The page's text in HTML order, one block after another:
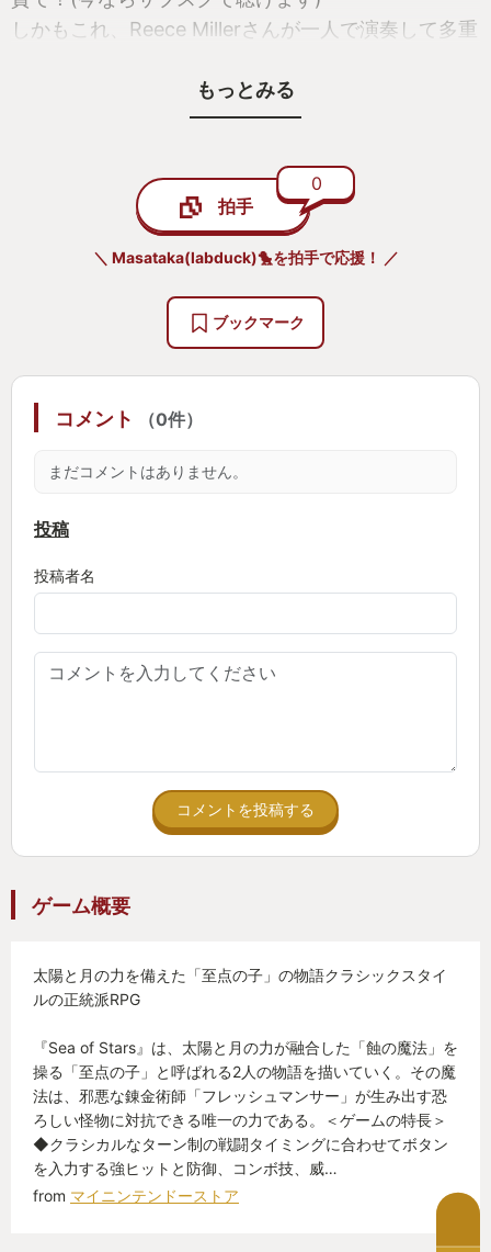
しかもこれ、Reece Millerさんが一人で演奏して多重
https://www.youtube.com/watch?
ーム内バンドでした。三トンらのDisk3は宝物です。
もっとみる
拍手
0
＼ Masataka(labduck)🐤を拍手で応援！ ／
ブックマーク
コメント （0件）
まだコメントはありません。
投稿
投稿者名
コメントを投稿する
ゲーム概要
太陽と月の力を備えた「至点の子」の物語クラシックスタイ
ルの正統派RPG
『Sea of Stars』は、太陽と月の力が融合した「蝕の魔法」を
操る「至点の子」と呼ばれる2人の物語を描いていく。その魔
法は、邪悪な錬金術師「フレッシュマンサー」が生み出す恐
ろしい怪物に対抗できる唯一の力である。＜ゲームの特長＞
◆クラシカルなターン制の戦闘タイミングに合わせてボタン
を入力する強ヒットと防御、コンボ技、威…
from マイニンテンドーストア